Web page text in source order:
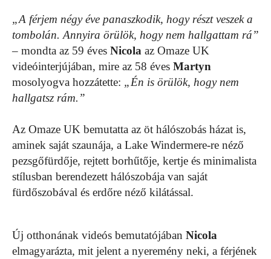
„A férjem négy éve panaszkodik, hogy részt veszek a
tombolán. Annyira örülök, hogy nem hallgattam rá”
– mondta az 59 éves Nicola az Omaze UK
videóinterjújában, mire az 58 éves Martyn
mosolyogva hozzátette: „Én is örülök, hogy nem
hallgatsz rám.”
Az Omaze UK bemutatta az öt hálószobás házat is,
aminek saját szaunája, a Lake Windermere-re néző
pezsgőfürdője, rejtett borhűtője, kertje és minimalista
stílusban berendezett hálószobája van saját
fürdőszobával és erdőre néző kilátással.
Új otthonának videós bemutatójában Nicola
elmagyarázta, mit jelent a nyeremény neki, a férjének